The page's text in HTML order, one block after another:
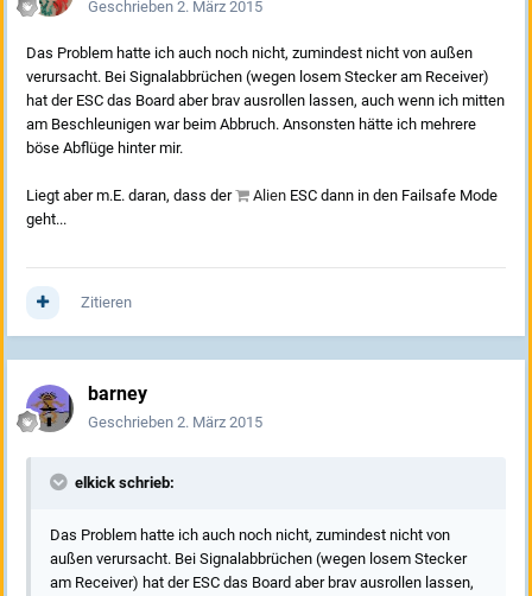
Geschrieben 2. März 2015
Das Problem hatte ich auch noch nicht, zumindest nicht von außen
verursacht. Bei Signalabbrüchen (wegen losem Stecker am Receiver)
hat der ESC das Board aber brav ausrollen lassen, auch wenn ich mitten
am Beschleunigen war beim Abbruch. Ansonsten hätte ich mehrere
böse Abflüge hinter mir.
Liegt aber m.E. daran, dass der Alien ESC dann in den Failsafe Mode
geht...
Zitieren
barney
Geschrieben 2. März 2015
elkick schrieb:
Das Problem hatte ich auch noch nicht, zumindest nicht von
außen verursacht. Bei Signalabbrüchen (wegen losem Stecker
am Receiver) hat der ESC das Board aber brav ausrollen lassen,